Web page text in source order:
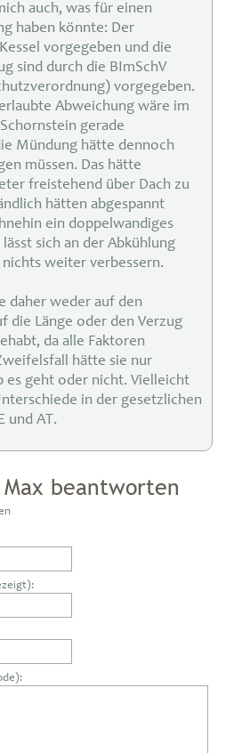
auch, was für einen
haben könnte: Der
vorgegeben und die
sind durch die BImSchV
vorgegeben.
Abweichung wäre im
gerade
Mündung hätte dennoch
müssen. Das hätte
freistehend über Dach zu
hätten abgespannt
ein doppelwandiges
sich an der Abkühlung
weiter verbessern.
daher weder auf den
die Länge oder den Verzug
da alle Faktoren
hätte sie nur
es geht oder nicht. Vielleicht
in der gesetzlichen
und AT.
beantworten